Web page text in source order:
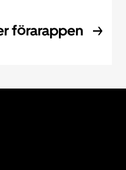
förarappen